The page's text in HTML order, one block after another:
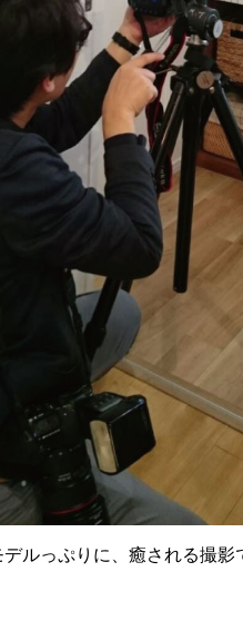
ルっぷりに、癒される撮影